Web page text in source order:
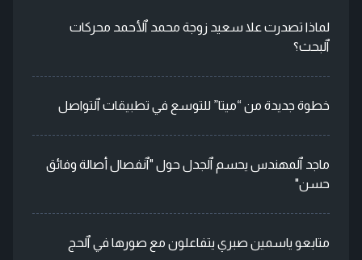
لماذا تصدرت علا سعيد زوجة محمد ٱلأحمد محركات
ٱلبحث؟
خطوة جديدة من “ميتا” للتوسع في تطبيقات ٱلتواصل
ماجد ٱلمهندس يحسم ٱلجدل حول "ٱنفصال أصالة وفائق
حسن"
متابعو ياسمين صبري يتفاعلون مع صورها في ٱلحج